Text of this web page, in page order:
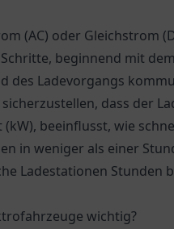
(AC) oder Gleichstrom
beginnend mit
des Ladevorgangs
dass der
beeinflusst, wie
in weniger als einer
Ladestationen Stunden
wichtig?